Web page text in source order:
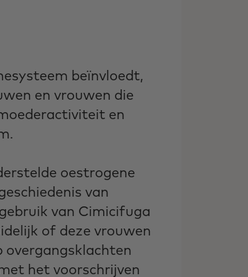
beïnvloedt,
en vrouwen die
en
oestrogene
van
van Cimicifuga
of deze vrouwen
het voorschrijven